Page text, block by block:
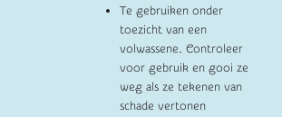
Te gebruiken onder
toezicht van een
volwassene. Controleer
voor gebruik en gooi ze
weg als ze tekenen van
schade vertonen